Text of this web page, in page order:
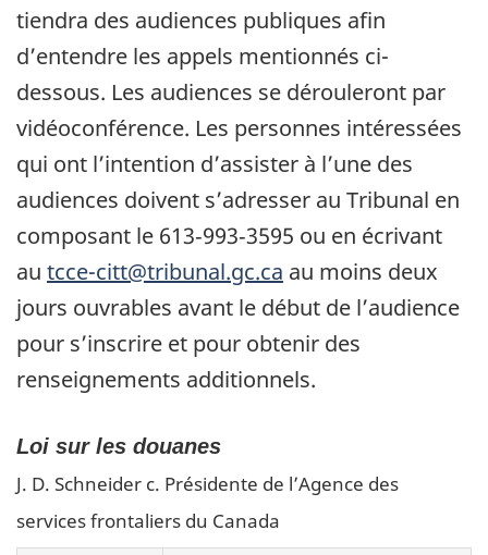
tiendra des audiences publiques afin
d’entendre les appels mentionnés ci-
dessous. Les audiences se dérouleront par
vidéoconférence. Les personnes intéressées
qui ont l’intention d’assister à l’une des
audiences doivent s’adresser au Tribunal en
composant le 613‑993‑3595 ou en écrivant
au tcce-citt@tribunal.gc.ca au moins deux
jours ouvrables avant le début de l’audience
pour s’inscrire et pour obtenir des
renseignements additionnels.
Loi sur les douanes
J. D. Schneider c. Présidente de l’Agence des
services frontaliers du Canada